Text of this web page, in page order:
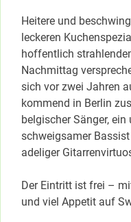
Heitere und
leckeren
hoffentlich
Nachmittag
sich vor zwei Jahren
kommend in Berlin
belgischer Sänger,
schweigsamer
adeliger
Der Eintritt ist frei –
und viel Appetit auf